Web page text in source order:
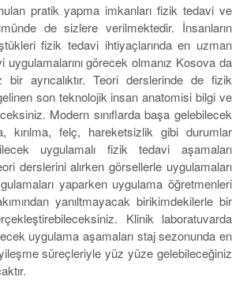
pratik yapma imkanları fizik tedavi ve
de sizlere verilmektedir. İnsanların
fizik tedavi ihtiyaçlarında en uzman
görecek olmanız Kosova da
bir ayrıcalıktır. Teori derslerinde de fizik
son teknolojik insan anatomisi bilgi ve
Modern sınıflarda başa gelebilecek
kırılma, felç, hareketsizlik gibi durumlar
uygulamalı fizik tedavi aşamaları
derslerini alırken görsellerle uygulamaları
yaparken uygulama öğretmenleri
yanıltmayacak birikimdekilerle bir
Klinik laboratuvarda
uygulama aşamaları staj sezonunda en
süreçleriyle yüz yüze gelebileceğiniz